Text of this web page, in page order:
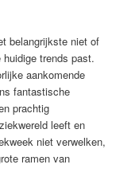
belangrijkste niet of
trends past.
aankomende
fantastische
prachtig
leeft en
niet verwelken,
ramen van